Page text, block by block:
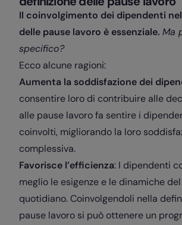
Il coinvolgimento dei dipendenti
delle pause lavoro è essenziale. Ma
specifico?
Ecco alcune ragioni:
Aumenta la soddisfazione dei
consentire loro di contribuire alle
alle pause lavoro fa sentire i
coinvolti, migliorando la loro
complessiva.
Favorisce l’efficienza: I dipendenti
meglio le esigenze e le dinamiche
quotidiano. Coinvolgendoli nella
pause lavoro si può ottenere un